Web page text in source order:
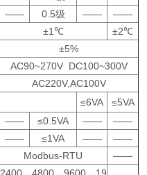
—— 0.5级 ——
——
±1℃
±2℃
±5%
AC90~270V DC100~300V
AC220V,AC100V
≤6VA
≤5VA
—— ≤0.5VA ——
——
—— ≤1VA —— ——
Modbus-RTU ——